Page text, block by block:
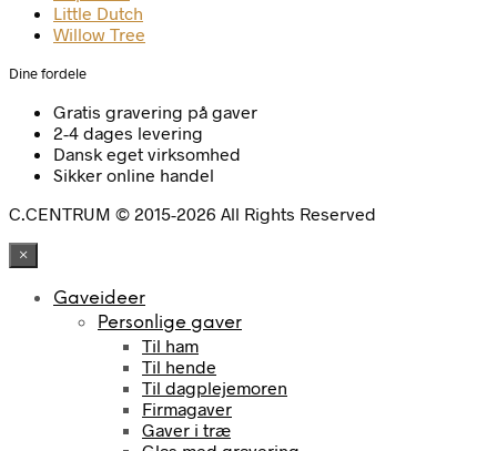
Little Dutch
Willow Tree
Dine fordele
Gratis gravering på gaver
2-4 dages levering
Dansk eget virksomhed
Sikker online handel
C.CENTRUM © 2015-2026 All Rights Reserved
×
Gaveideer
Personlige gaver
Til ham
Til hende
Til dagplejemoren
Firmagaver
Gaver i træ